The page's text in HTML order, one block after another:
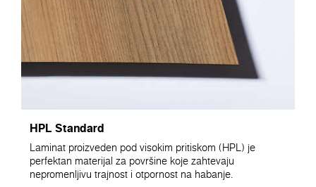
HPL Standard
Laminat proizveden pod visokim pritiskom (HPL) je
perfektan materijal za površine koje zahtevaju
nepromenljivu trajnost i otpornost na habanje.